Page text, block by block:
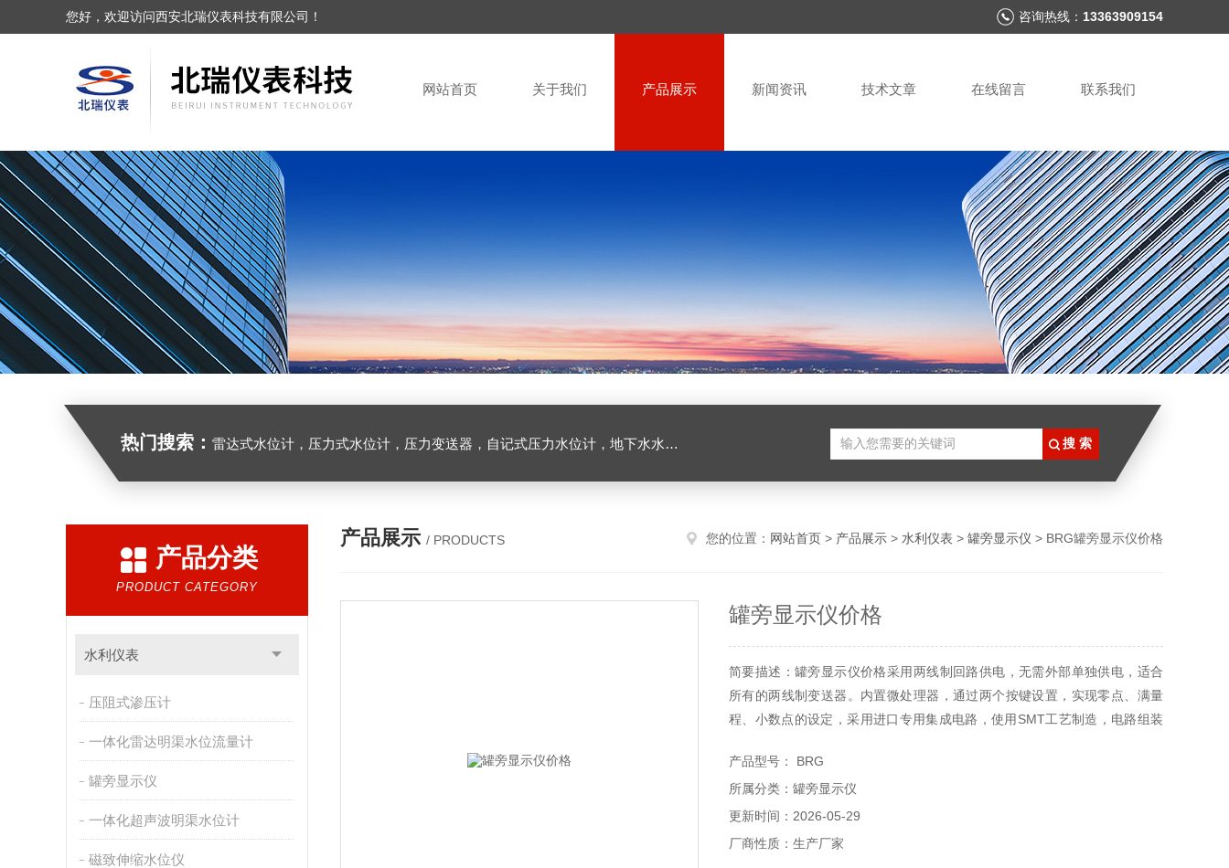
您好，欢迎访问西安北瑞仪表科技有限公司！ 咨询热线： 13363909154
网站首页 关于我们 产品展示 新闻资讯 技术文章 在线留言 联系我们
热门搜索： 雷达式水位计，压力式水位计，压力变送器，自记式压力水位计，地下水水位计
产品分类
PRODUCT CATEGORY
水利仪表
压阻式渗压计
一体化雷达明渠水位流量计
罐旁显示仪
一体化超声波明渠水位计
磁致伸缩水位仪
产品展示 / PRODUCTS 您的位置： 网站首页 > 产品展示 > 水利仪表 > 罐旁显示仪 > BRG罐旁显示仪价格
罐旁显示仪价格
简要描述：罐旁显示仪价格采用两线制回路供电，无需外部单独供电，适合
所有的两线制变送器。内置微处理器，通过两个按键设置，实现零点、满量
程、小数点的设定，采用进口专用集成电路，使用SMT工艺制造，电路组装
有两线制线缆中间截断，将显示器串联在两线制回路中，无需另外单独布
线，对于防爆场合应加装防爆软管，显示器的电气接口为M20*1.5内螺纹。
产品型号： BRG
所属分类：罐旁显示仪
更新时间：2026-05-29
厂商性质：生产厂家